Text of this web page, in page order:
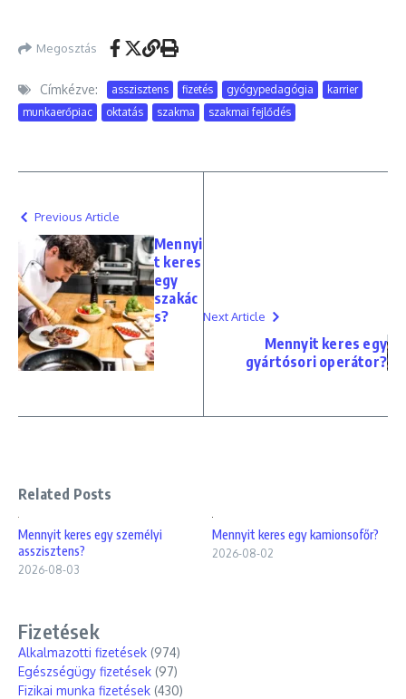
Megosztás
Címkézve: asszisztens fizetés gyógypedagógia
karrier
munkaerőpiac
oktatás szakma szakmai fejlődés
Previous Article
Mennyi
t keres
egy
szakác
s?
Next Article
Mennyit keres egy
gyártósori operátor?
Related Posts
Mennyit keres egy személyi
asszisztens?
2026-08-03
Mennyit keres egy kamionsofőr?
2026-08-02
Fizetések
Alkalmazotti fizetések (974)
Egészségügy fizetések (97)
Fizikai munka fizetések (430)